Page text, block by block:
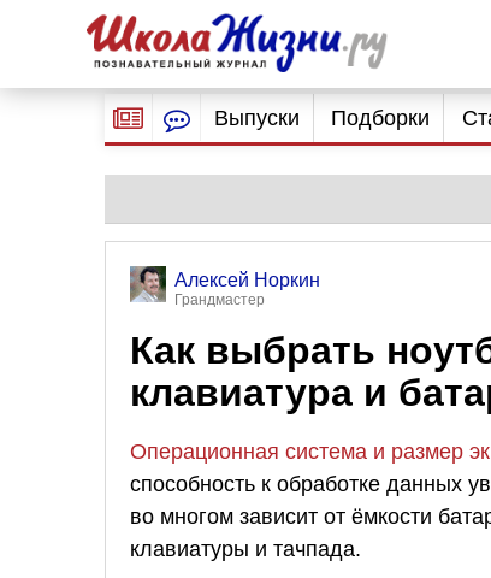
Выпуски Подборки
Алексей Норкин
Грандмастер
Как выбрать
клавиатура и
Операционная система и размер
способность к обработке данных
во многом зависит от ёмкости
клавиатуры и тачпада.